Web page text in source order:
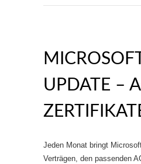
UPDATE –
Jeden Monat bringt
Verträgen, den passenden